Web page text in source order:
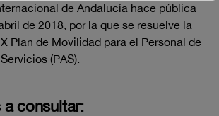
de Andalucía hace pública
de 2018, por la que se resuelve la
Plan de Movilidad para el Personal de
(PAS).
consultar: